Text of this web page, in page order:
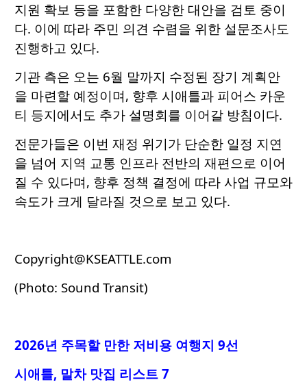
지원 확보 등을 포함한 다양한 대안을 검토 중이
다. 이에 따라 주민 의견 수렴을 위한 설문조사도
진행하고 있다.
기관 측은 오는 6월 말까지 수정된 장기 계획안
을 마련할 예정이며, 향후 시애틀과 피어스 카운
티 등지에서도 추가 설명회를 이어갈 방침이다.
전문가들은 이번 재정 위기가 단순한 일정 지연
을 넘어 지역 교통 인프라 전반의 재편으로 이어
질 수 있다며, 향후 정책 결정에 따라 사업 규모와
속도가 크게 달라질 것으로 보고 있다.
Copyright@KSEATTLE.com
(Photo: Sound Transit)
2026년 주목할 만한 저비용 여행지 9선
시애틀, 말차 맛집 리스트 7